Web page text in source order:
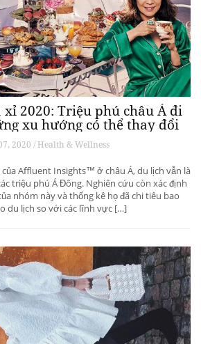
2020: Triệu phú châu Á đi
xu hướng có thể thay đổi
du lịch thượng lưu
2020 / Health & Wellness
Affluent Insights™ ở châu Á, du lịch vẫn là
triệu phú Á Đông. Nghiên cứu còn xác định
nhóm này và thống kê họ đã chi tiêu bao
du lịch so với các lĩnh vực […]